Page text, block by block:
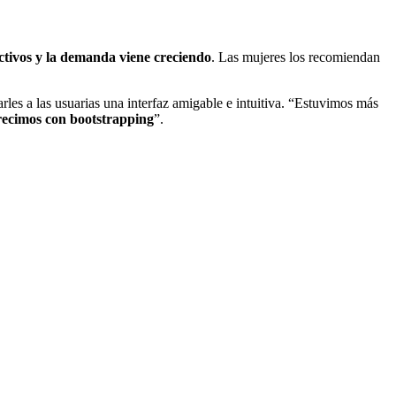
y la demanda viene creciendo. Las mujeres los recomiendan
a las usuarias una interfaz amigable e intuitiva. “Estuvimos más
con bootstrapping”.